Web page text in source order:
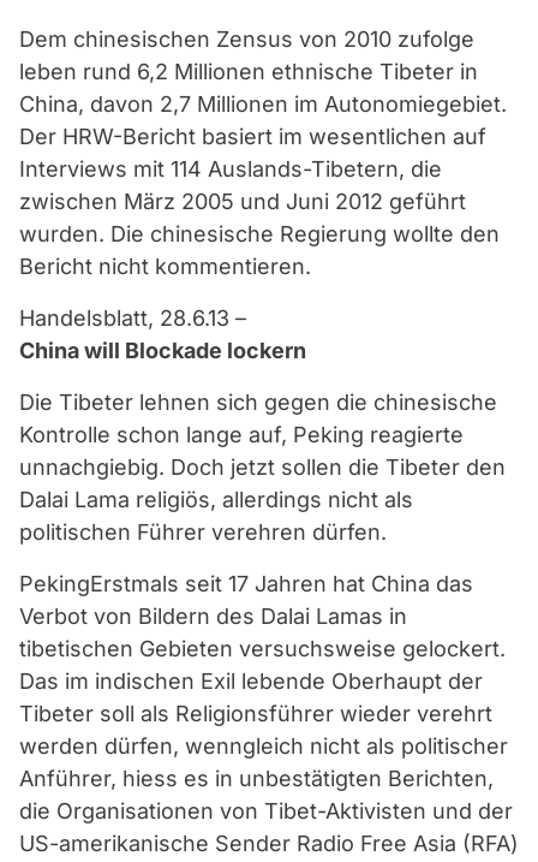
Dem chinesischen Zensus von 2010 zufolge
leben rund 6,2 Millionen ethnische Tibeter in
China, davon 2,7 Millionen im Autonomiegebiet.
Der HRW-Bericht basiert im wesentlichen auf
Interviews mit 114 Auslands-Tibetern, die
zwischen März 2005 und Juni 2012 geführt
wurden. Die chinesische Regierung wollte den
Bericht nicht kommentieren.
Handelsblatt, 28.6.13 –
China will Blockade lockern
Die Tibeter lehnen sich gegen die chinesische
Kontrolle schon lange auf, Peking reagierte
unnachgiebig. Doch jetzt sollen die Tibeter den
Dalai Lama religiös, allerdings nicht als
politischen Führer verehren dürfen.
PekingErstmals seit 17 Jahren hat China das
Verbot von Bildern des Dalai Lamas in
tibetischen Gebieten versuchsweise gelockert.
Das im indischen Exil lebende Oberhaupt der
Tibeter soll als Religionsführer wieder verehrt
werden dürfen, wenngleich nicht als politischer
Anführer, hiess es in unbestätigten Berichten,
die Organisationen von Tibet-Aktivisten und der
US-amerikanische Sender Radio Free Asia (RFA)